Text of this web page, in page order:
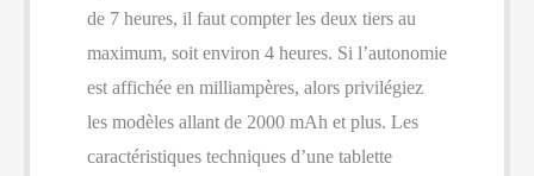
de 7 heures, il faut compter les deux tiers au
maximum, soit environ 4 heures. Si l’autonomie
est affichée en milliampères, alors privilégiez
les modèles allant de 2000 mAh et plus. Les
caractéristiques techniques d’une tablette